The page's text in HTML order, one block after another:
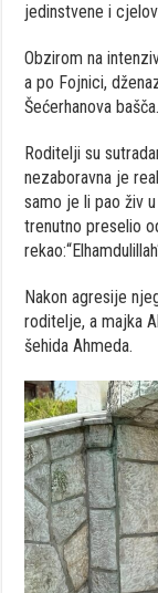
jedinstvene i
Obzirom na
a po Fojnici,
Šećerhanova bašča.
Roditelji su
nezaboravna je
samo je li pao živ
trenutno preselio
Nakon agresije
roditelje, a majka
šehida Ahmeda.